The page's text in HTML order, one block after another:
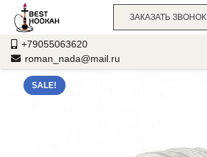
ЗАКАЗАТЬ ЗВОНОК
+79055063620
roman_nada@mail.ru
SALE!